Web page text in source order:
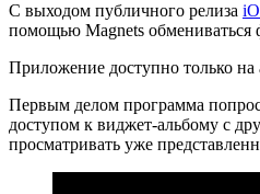
С выходом публичного релиза
помощью Magnets
Приложение доступно только на
Первым делом программа
доступом к виджет-альбому с
просматривать уже